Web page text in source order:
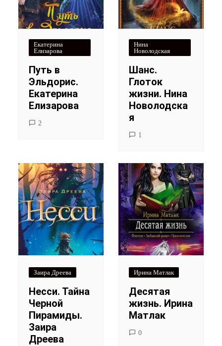
Екатерина
Елизарова
Путь в
Эльдорис.
Екатерина
Елизарова
2
Нина
Новолодская
Шанс.
Глоток
жизни. Нина
Новолодска
я
1
Заира Дреева
Несси. Тайна
Черной
Пирамиды.
Заира
Дреева
Ирина Матлак
Десятая
жизнь. Ирина
Матлак
0